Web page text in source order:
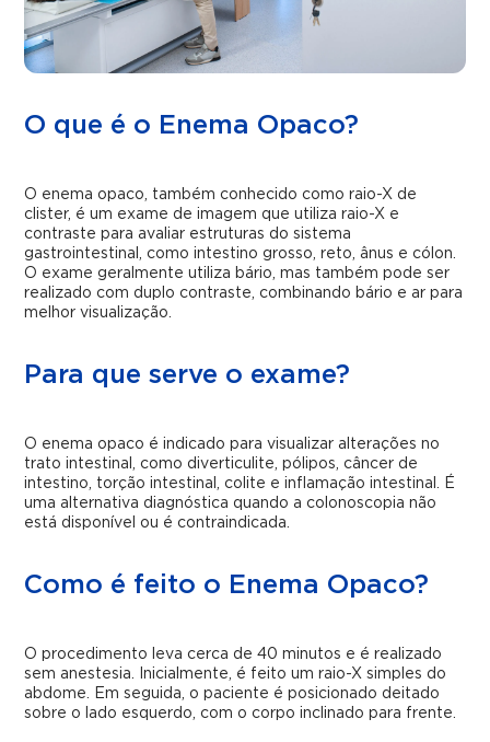
O que é o Enema Opaco?
O enema opaco, também conhecido como raio-X de
clister, é um exame de imagem que utiliza raio-X e
contraste para avaliar estruturas do sistema
gastrointestinal, como intestino grosso, reto, ânus e cólon.
O exame geralmente utiliza bário, mas também pode ser
realizado com duplo contraste, combinando bário e ar para
melhor visualização.
Para que serve o exame?
O enema opaco é indicado para visualizar alterações no
trato intestinal, como diverticulite, pólipos, câncer de
intestino, torção intestinal, colite e inflamação intestinal. É
uma alternativa diagnóstica quando a colonoscopia não
está disponível ou é contraindicada.
Como é feito o Enema Opaco?
O procedimento leva cerca de 40 minutos e é realizado
sem anestesia. Inicialmente, é feito um raio-X simples do
abdome. Em seguida, o paciente é posicionado deitado
sobre o lado esquerdo, com o corpo inclinado para frente.